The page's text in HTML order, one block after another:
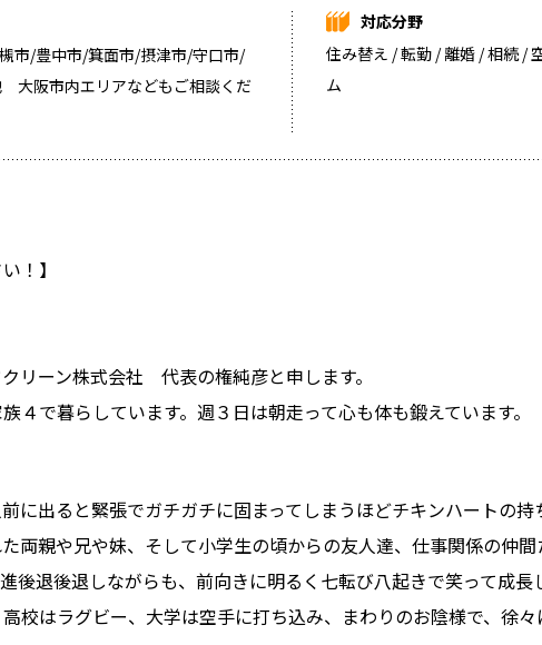
市/豊中市/箕面市/摂津市/守口市/
大阪市内エリアなどもご相談くだ
対応分野
住み替え / 転勤 / 離婚 / 相続 /
ム
！】
リーン株式会社 代表の権純彦と申します。
４で暮らしています。週３日は朝走って心も体も鍛えています。
に出ると緊張でガチガチに固まってしまうほどチキンハートの
両親や兄や妹、そして小学生の頃からの友人達、仕事関係の仲
後退後退しながらも、前向きに明るく七転び八起きで笑って成長
校はラグビー、大学は空手に打ち込み、まわりのお陰様で、徐々